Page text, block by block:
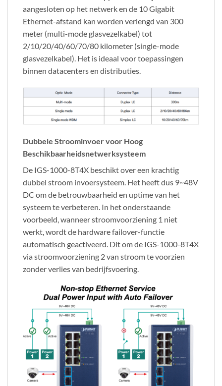
aangesloten op het netwerk en de 10 Gigabit
Ethernet-afstand kan worden verlengd van 300
meter (multi-mode glasvezelkabel) tot
2/10/20/40/60/70/80 kilometer (single-mode
glasvezelkabel). Het is ideaal voor toepassingen
binnen datacenters en distributies.
Dubbele Stroominvoer voor Hoog
Beschikbaarheidsnetwerksysteem
De IGS-1000-8T4X beschikt over een krachtig
dubbel stroom invoersysteem. Het heeft dus 9~48V
DC om de betrouwbaarheid en uptime van het
systeem te verbeteren. In het onderstaande
voorbeeld, wanneer stroomvoorziening 1 niet
werkt, wordt de hardware failover-functie
automatisch geactiveerd. Dit om de IGS-1000-8T4X
via stroomvoorziening 2 van stroom te voorzien
zonder verlies van bedrijfsvoering.